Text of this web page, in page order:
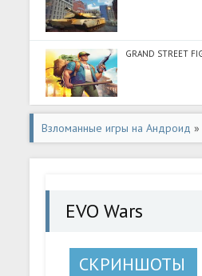
GRAND STREET
Взломанные игры на Андроид »
EVO Wars (Много денег) на
EVO Wars
СКРИНШОТЫ